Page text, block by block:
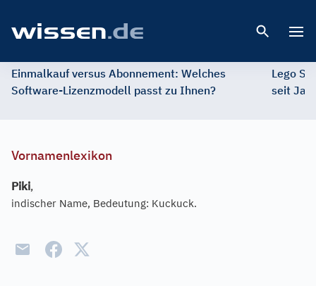
Einmalkauf versus Abonnement: Welches
Software-Lizenzmodell passt zu Ihnen?
Lego
seit
Vornamenlexikon
Piki,
indischer Name, Bedeutung: Kuckuck.